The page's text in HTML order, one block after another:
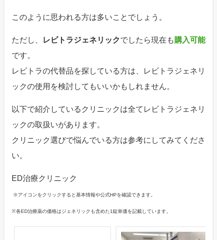
このように思われる方は多いことでしょう。
ただし、 レビトラジェネリックでしたら現在も購入可能
です。
レビトラの代替品を探している方は、レビトラジェネリ
ックの使用を検討してもいいかもしれません。
以下で紹介しているクリニックは全てレビトラジェネリ
ックの取扱いがあります。
クリニック選びで悩んでいる方は参考にしてみてくださ
い。
ED治療クリニック
※アイコンをクリックすると基本情報や公式HPを確認できます。
※各ED治療薬の価格はジェネリックも含めた1錠単価を記載しています。